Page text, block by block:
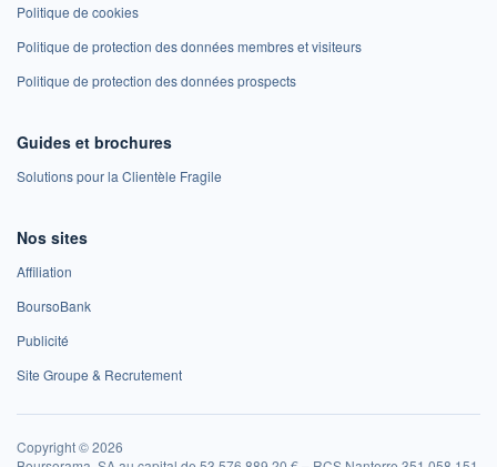
Politique de cookies
Politique de protection des données membres et visiteurs
Politique de protection des données prospects
Guides et brochures
Solutions pour la Clientèle Fragile
Nos sites
Affiliation
BoursoBank
Publicité
Site Groupe & Recrutement
Copyright © 2026